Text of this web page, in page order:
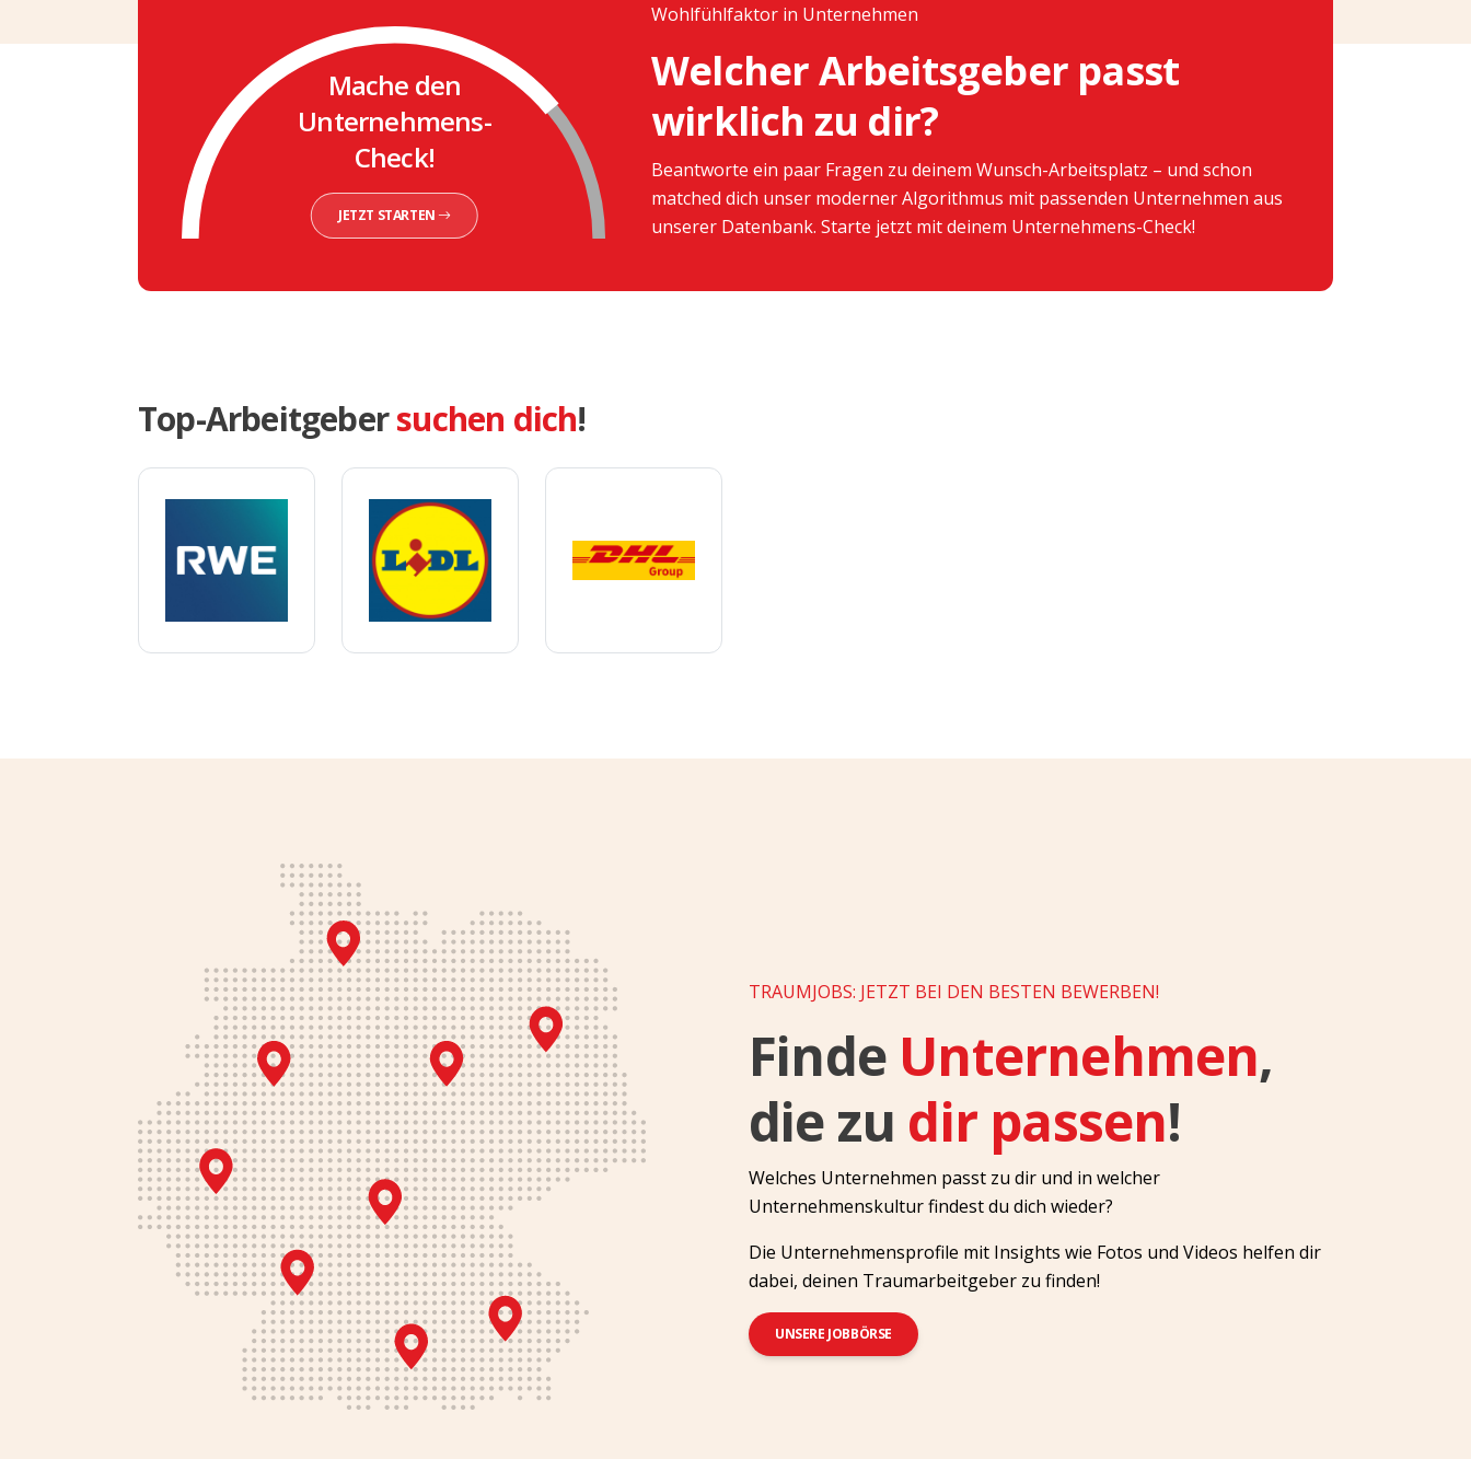
Mache den
Unternehmens-
Check!
JETZT STARTEN
Wohlfühlfaktor in Unternehmen
Welcher Arbeitsgeber passt
wirklich zu dir?
Beantworte ein paar Fragen zu deinem Wunsch-Arbeitsplatz – und schon
matched dich unser moderner Algorithmus mit passenden Unternehmen aus
unserer Datenbank. Starte jetzt mit deinem Unternehmens-Check!
Top-Arbeitgebersuchen dich!
TRAUMJOBS: JETZT BEI DEN BESTEN BEWERBEN!
Finde Unternehmen,
die zu dir passen!
Welches Unternehmen passt zu dir und in welcher
Unternehmenskultur findest du dich wieder?
Die Unternehmensprofile mit Insights wie Fotos und Videos helfen dir
dabei, deinen Traumarbeitgeber zu finden!
UNSERE JOBBÖRSE